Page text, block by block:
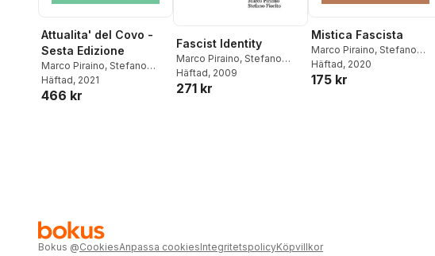
Attualita' del Covo -
Sesta Edizione
Marco Piraino, Stefano
Fiorito
Häftad, 2021
466 kr
Fascist Identity
Marco Piraino, Stefano
Fiorito
Häftad, 2009
271 kr
Mistica Fascista
Marco Piraino, Stefano
Fiorito
Häftad, 2020
175 kr
Bokus @CookiesAnpassa cookiesIntegritetspolicyKöpvillkor